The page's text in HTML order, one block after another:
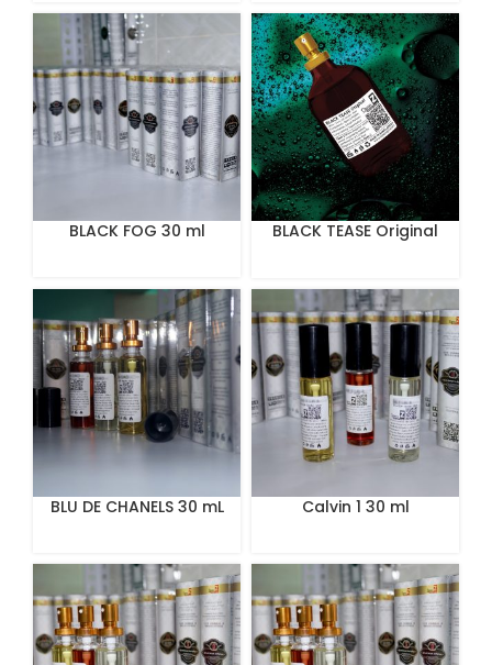
BLACK FOG 30 ml
BLACK TEASE Original
BLU DE CHANELS 30 mL Calvin 1 30 ml